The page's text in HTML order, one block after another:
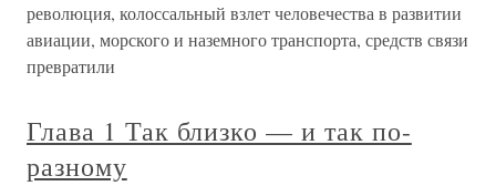
революция, колоссальный взлет человечества в развитии
авиации, морского и наземного транспорта, средств связи
превратили
Глава 1 Так близко — и так по-
разному